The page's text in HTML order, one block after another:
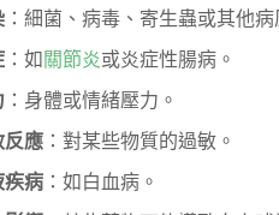
：細菌、病毒、寄生蟲或其他
：如關節炎或炎症性腸病。
：身體或情緒壓力。
反應 ：對某些物質的過敏。
疾病 ：如白血病。